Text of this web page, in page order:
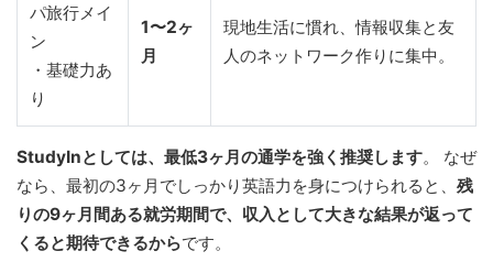
パ旅行メイ
ン
・基礎力あ
り
1〜2ヶ
月
現地生活に慣れ、情報収集と友
人のネットワーク作りに集中。
StudyInとしては、最低3ヶ月の通学を強く推奨します。 なぜ
なら、最初の3ヶ月でしっかり英語力を身につけられると、 残
りの9ヶ月間ある就労期間で、収入として大きな結果が返って
くると期待できるからです。